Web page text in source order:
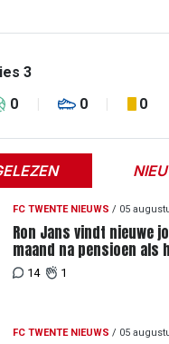
3
0 0 0
FC TWENTE NIEUWS / 05
Ron Jans vindt nieuwe
maand na pensioen als
14 1
FC TWENTE NIEUWS / 05